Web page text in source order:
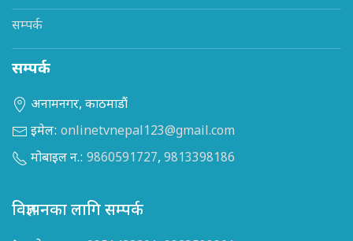
सम्पर्क
सम्पर्क
अनामनगर, काठमाडौं
इमेल: onlinetvnepal123@gmail.com
मोबाइल न.: 9860591727, 9813398186
विज्ञापनका लागि सम्पर्क